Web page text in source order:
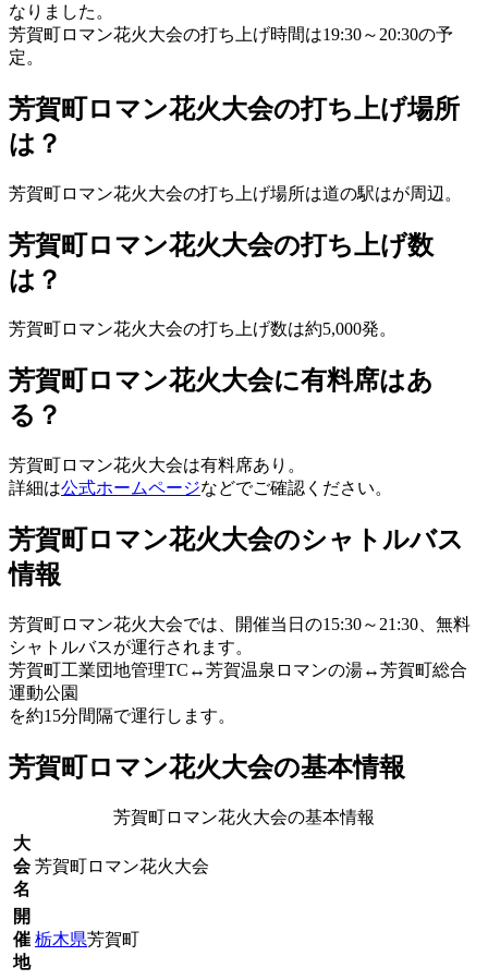
なりました。
芳賀町ロマン花火大会の打ち上げ時間は19:30～20:30の予
定。
芳賀町ロマン花火大会の打ち上げ場所
は？
芳賀町ロマン花火大会の打ち上げ場所は道の駅はが周辺。
芳賀町ロマン花火大会の打ち上げ数
は？
芳賀町ロマン花火大会の打ち上げ数は約5,000発。
芳賀町ロマン花火大会に有料席はあ
る？
芳賀町ロマン花火大会は有料席あり。
詳細は公式ホームページなどでご確認ください。
芳賀町ロマン花火大会のシャトルバス
情報
芳賀町ロマン花火大会では、開催当日の15:30～21:30、無料
シャトルバスが運行されます。
芳賀町工業団地管理TC↔芳賀温泉ロマンの湯↔芳賀町総合
運動公園
を約15分間隔で運行します。
芳賀町ロマン花火大会の基本情報
芳賀町ロマン花火大会の基本情報
大
会
名
芳賀町ロマン花火大会
開
催
地
栃木県芳賀町